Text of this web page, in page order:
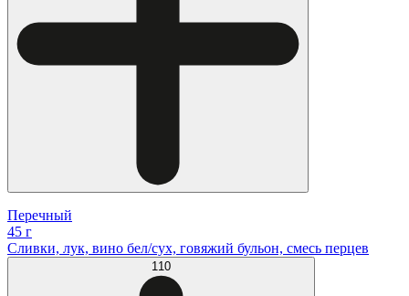
Перечный
45 г
Сливки, лук, вино бел/сух, говяжий бульон, смесь перцев
110